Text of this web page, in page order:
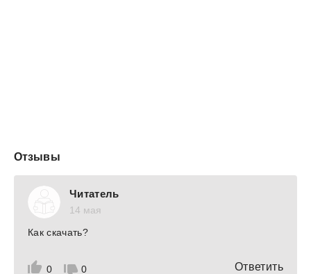
Отзывы
Читатель
14 мая
0 0
Как скачать?
Ответить